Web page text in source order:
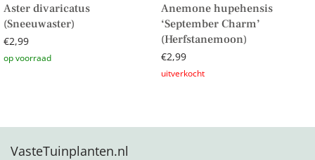
Aster divaricatus
(Sneeuwaster)
€2,99
Anemone hupehensis
‘September Charm’
(Herfstanemoon)
€2,99
VasteTuinplanten.nl